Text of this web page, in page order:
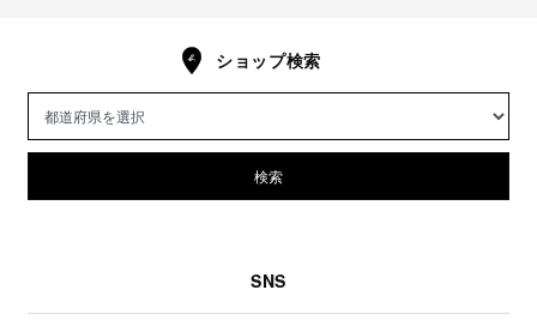
ショップ検索
検索
SNS